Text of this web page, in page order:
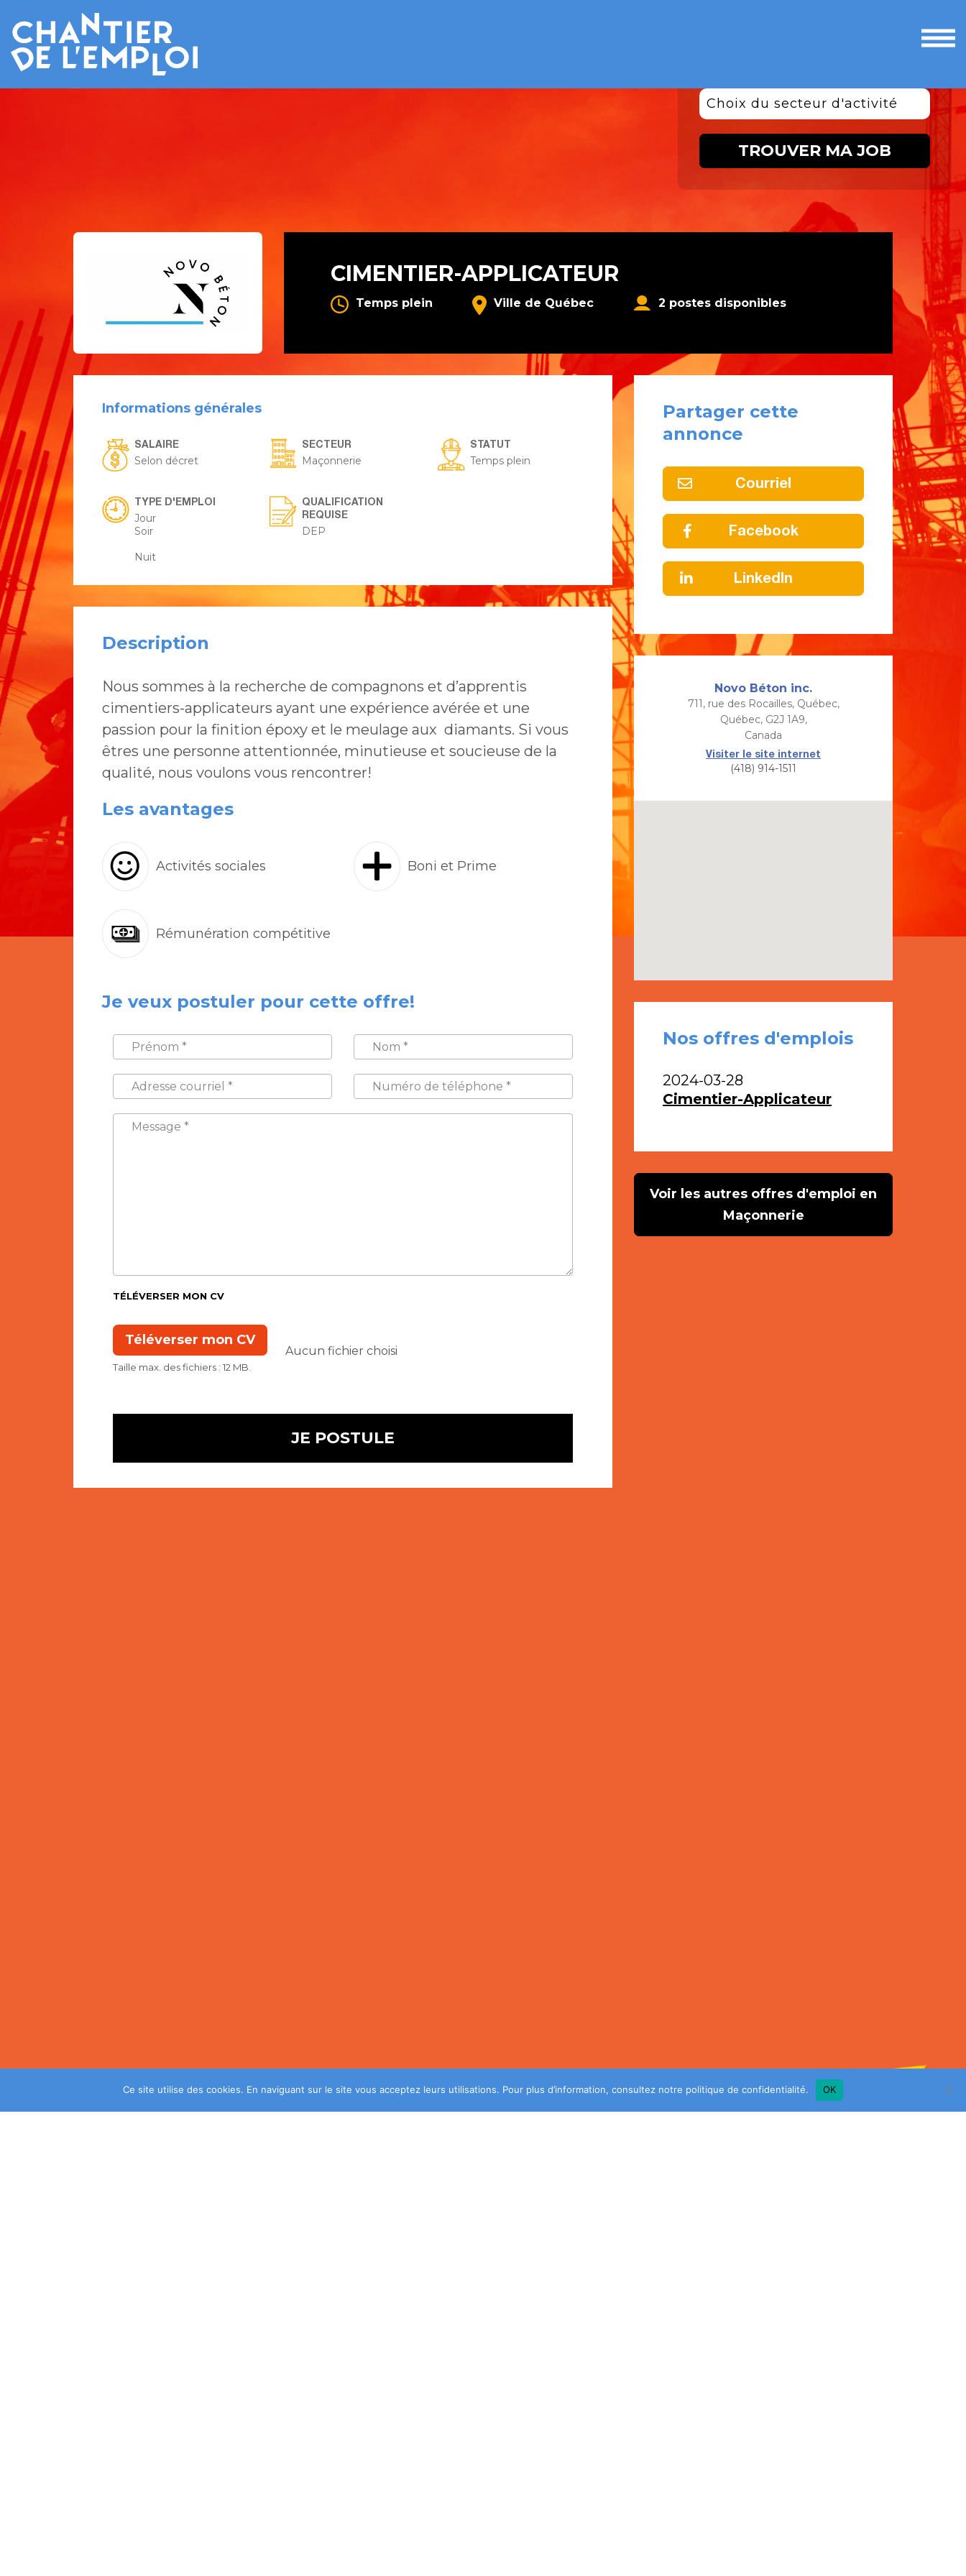
le
Choix du secteur d'activité
TROUVER MA JOB
CIMENTIER-APPLICATEUR
Temps plein Ville de Québec 2 postes disponibles
Informations générales
SALAIRE
Selon décret
SECTEUR
Maçonnerie
STATUT
Temps plein
TYPE D'EMPLOI
Jour
Soir
Nuit
QUALIFICATION
REQUISE
DEP
Description
Nous sommes à la recherche de compagnons et d’apprentis
cimentiers-applicateurs ayant une expérience avérée et une
passion pour la finition époxy et le meulage aux diamants. Si vous
êtres une personne attentionnée, minutieuse et soucieuse de la
qualité, nous voulons vous rencontrer!
Les avantages
Activités sociales Boni et Prime
Rémunération compétitive
Je veux postuler pour cette offre!
PRÉNOM
NOM
ADRESSE
COURRIEL
*
NUMÉRO
TÉLÉPHONE
*
MESSAGE
TÉLÉVERSER MON CV
Taille max. des fichiers : 12 MB.
Partager cette
annonce
Courriel
Facebook
LinkedIn
Novo Béton inc.
711, rue des Rocailles, Québec,
Québec, G2J 1A9,
Canada
Visiter le site internet
(418) 914-1511
Nos offres d'emplois
2024-03-28
Cimentier-Applicateur
Voir les autres offres d'emploi en
Maçonnerie
Ce site utilise des cookies. En naviguant sur le site vous acceptez leurs utilisations. Pour plus d’information, consultez notre politique de confidentialité. OK